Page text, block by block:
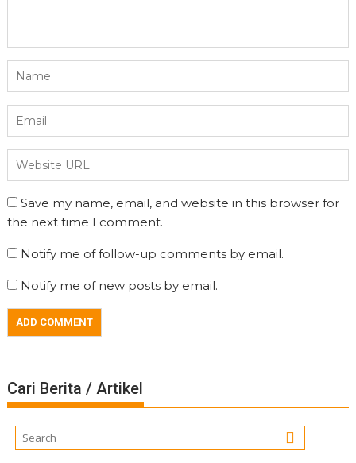
Save my name, email, and website in this browser for
the next time I comment.
Notify me of follow-up comments by email.
Notify me of new posts by email.
Cari Berita / Artikel